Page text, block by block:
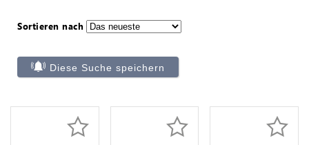
Sortieren nach
Diese Suche speichern